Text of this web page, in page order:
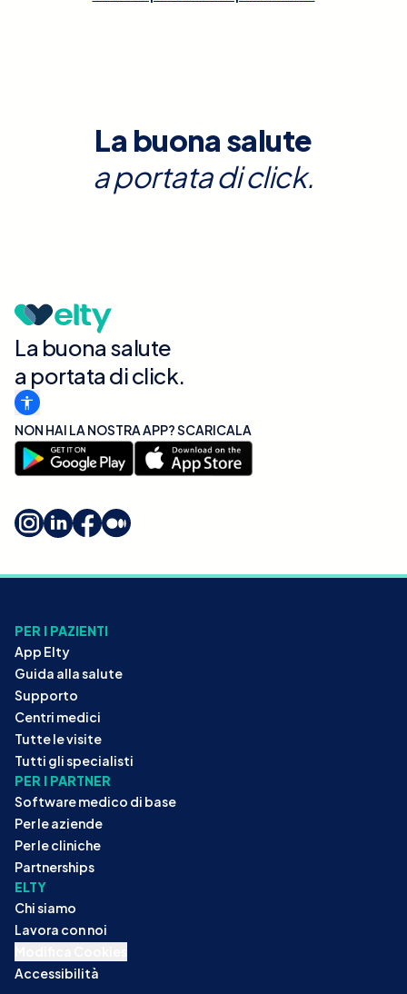
La buona salute
a portata di click.
La buona salute
a portata di click.
NON HAI LA NOSTRA APP? SCARICALA
PER I PAZIENTI
App Elty
Guida alla salute
Supporto
Centri medici
Tutte le visite
Tutti gli specialisti
PER I PARTNER
Software medico di base
Per le aziende
Per le cliniche
Partnerships
ELTY
Chi siamo
Lavora con noi
Accessibilità